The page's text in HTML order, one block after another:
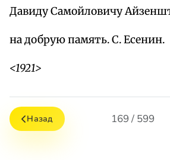
Давиду Самойловичу
на добрую память. С. Есенин.
<1921>
Назад 169 / 599